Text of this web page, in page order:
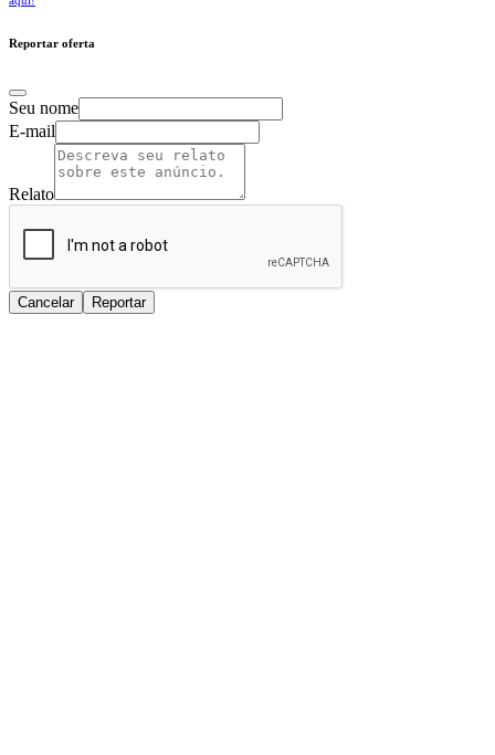
Reportar oferta
Seu nome
E-mail
Relato
Cancelar Reportar